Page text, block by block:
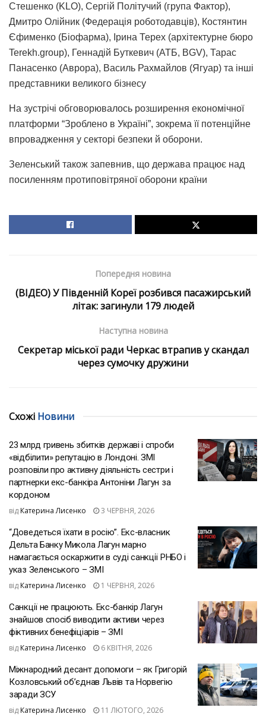
Стешенко (KLO), Сергій Політучий (група Фактор),
Дмитро Олійник (Федерація роботодавців), Костянтин
Єфименко (Біофарма), Ірина Терех (архітектурне бюро
Terekh.group), Геннадій Буткевич (АТБ, BGV), Тарас
Панасенко (Аврора), Василь Рахмайлов (Ягуар) та інші
представники великого бізнесу
На зустрічі обговорювалось розширення економічної
платформи “Зроблено в Україні”, зокрема її потенційне
впровадження у секторі безпеки й оборони.
Зеленський також запевнив, що держава працює над
посиленням протиповітряної оборони країни
Попередня новина
(ВІДЕО) У Південній Кореї розбився пасажирський
літак: загинули 179 людей
Наступна новина
Секретар міської ради Черкас втрапив у скандал
через сумочку дружини
Схожі Новини
23 млрд гривень збитків державі і спроби
«відбілити» репутацію в Лондоні. ЗМІ
розповіли про активну діяльність сестри і
партнерки екс-банкіра Антоніни Лагун за
кордоном
від Катерина Лисенко 3 ЧЕРВНЯ, 2026
“Доведеться їхати в росію”. Екс-власник
Дельта Банку Микола Лагун марно
намагається оскаржити в суді санкції РНБО і
указ Зеленського – ЗМІ
від Катерина Лисенко 1 ЧЕРВНЯ, 2026
Санкції не працюють. Екс-банкір Лагун
знайшов спосіб виводити активи через
фіктивних бенефіціарів – ЗМІ
від Катерина Лисенко 6 КВІТНЯ, 2026
Міжнародний десант допомоги – як Григорій
Козловський об’єднав Львів та Норвегію
заради ЗСУ
від Катерина Лисенко 11 ЛЮТОГО, 2026